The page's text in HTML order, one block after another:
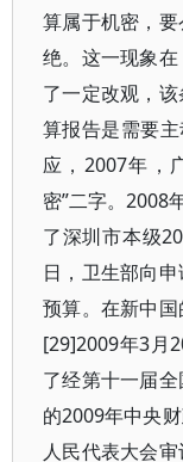
算属于机密，
绝。这一现象
了一定改观，
算报告是需要
应，2007年，
密”二字。2008
了深圳市本级
日，卫生部向
预算。在新中国
[29]2009年3月
了经第十一届
的2009年中央
人民代表大会